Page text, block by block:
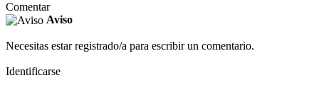
Comentar
Aviso
Necesitas estar registrado/a para escribir un comentario.
Identificarse